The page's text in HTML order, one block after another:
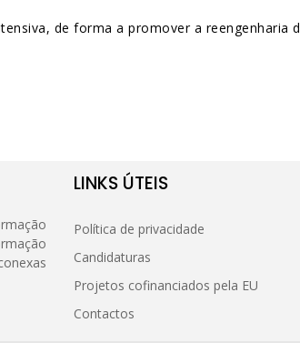
de forma a promover a
LINKS ÚTEIS
Política de privacidade
Candidaturas
Projetos cofinanciados pela EU
Contactos